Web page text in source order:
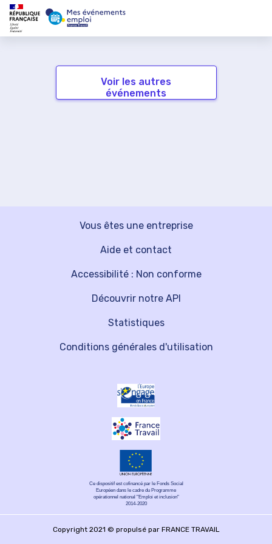
Voir les autres
événements
Vous êtes une entreprise
Découvrir notre API
Aide et contact
Statistiques
Accessibilité : Non conforme
Conditions générales d'utilisation
Ce dispositif est cofinancé par le Fonds Social
Européen dans le cadre du Programme
opérationnel national "Emploi et inclusion"
2014-2020
Copyright 2021 © propulsé par FRANCE TRAVAIL